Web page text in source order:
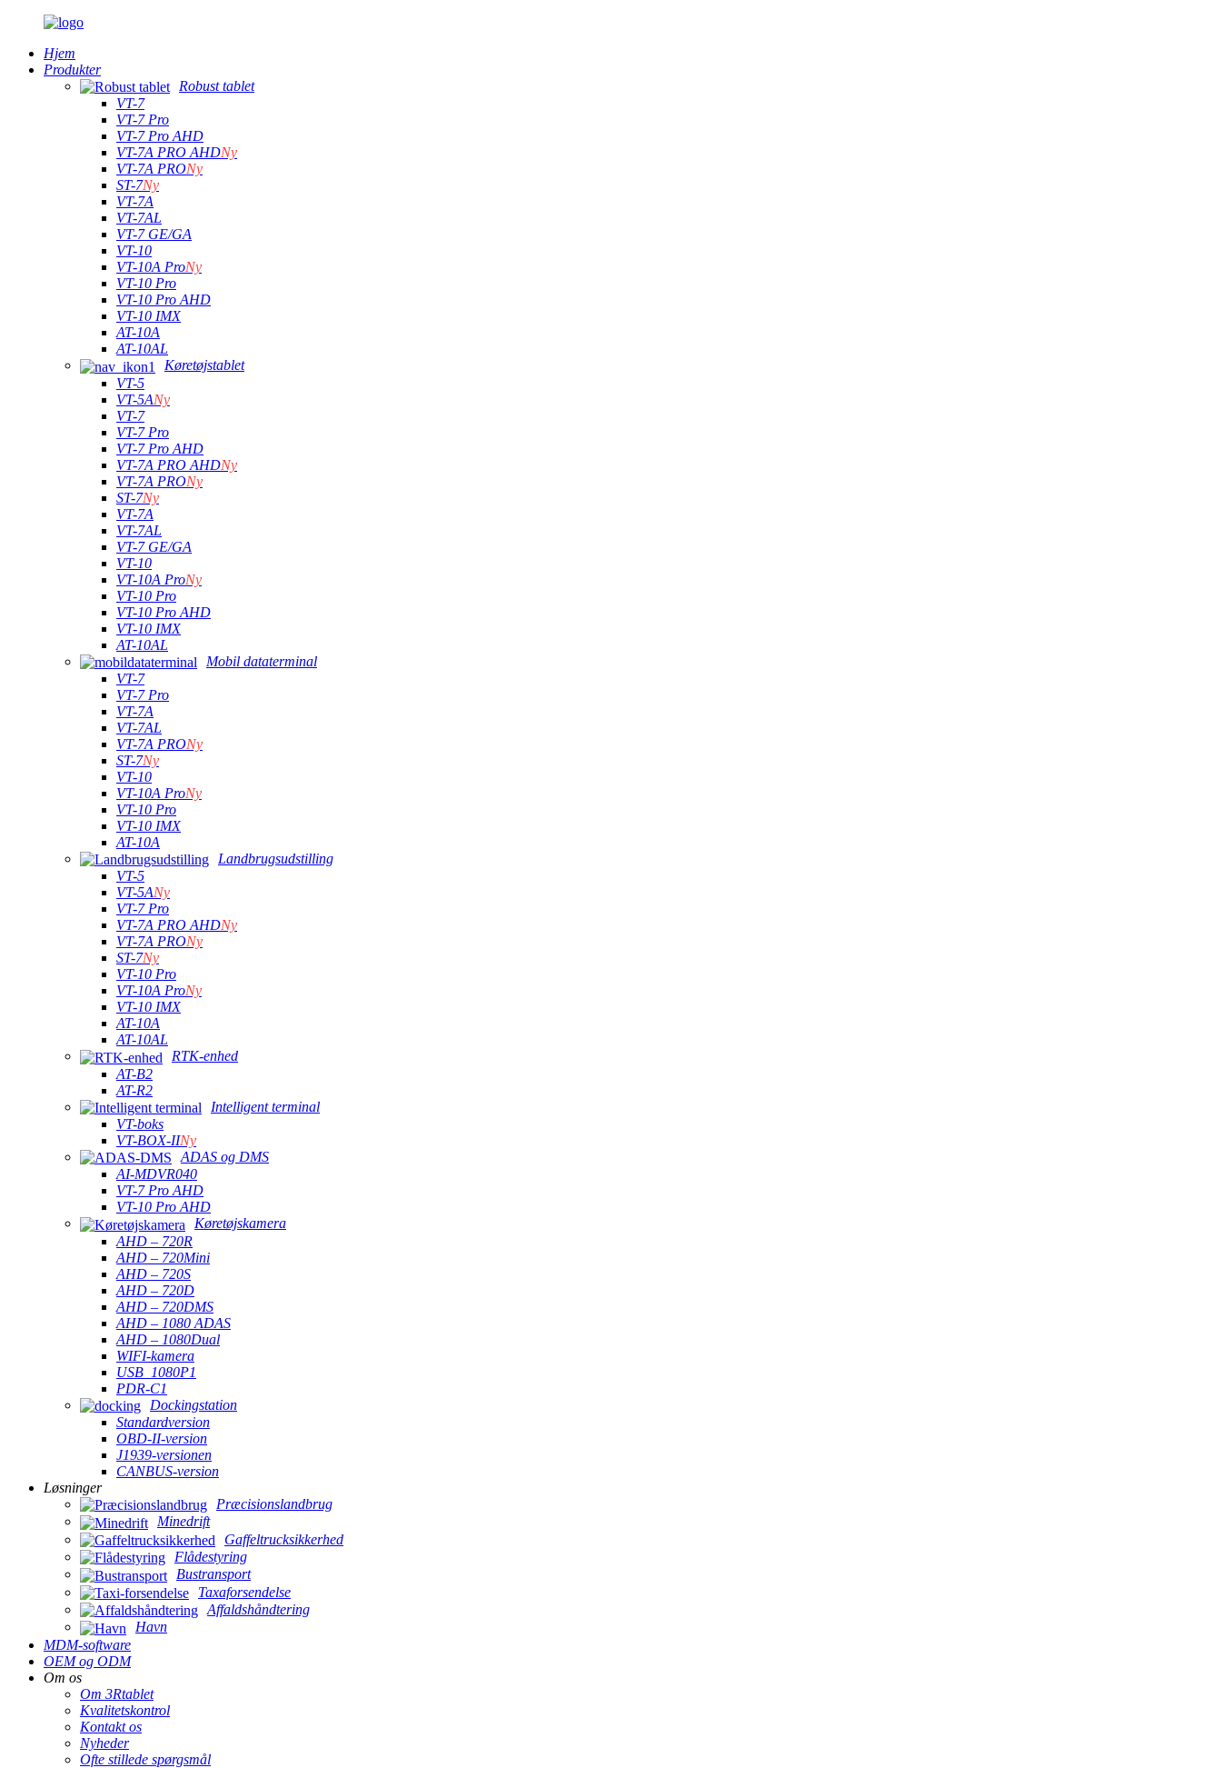
Hjem
Produkter
Robust tablet
VT-7
VT-7 Pro
VT-7 Pro AHD
VT-7A PRO AHDNy
VT-7A PRONy
ST-7Ny
VT-7A
VT-7AL
VT-7 GE/GA
VT-10
VT-10A ProNy
VT-10 Pro
VT-10 Pro AHD
VT-10 IMX
AT-10A
AT-10AL
Køretøjstablet
VT-5
VT-5ANy
VT-7
VT-7 Pro
VT-7 Pro AHD
VT-7A PRO AHDNy
VT-7A PRONy
ST-7Ny
VT-7A
VT-7AL
VT-7 GE/GA
VT-10
VT-10A ProNy
VT-10 Pro
VT-10 Pro AHD
VT-10 IMX
AT-10AL
Mobil dataterminal
VT-7
VT-7 Pro
VT-7A
VT-7AL
VT-7A PRONy
ST-7Ny
VT-10
VT-10A ProNy
VT-10 Pro
VT-10 IMX
AT-10A
Landbrugsudstilling
VT-5
VT-5ANy
VT-7 Pro
VT-7A PRO AHDNy
VT-7A PRONy
ST-7Ny
VT-10 Pro
VT-10A ProNy
VT-10 IMX
AT-10A
AT-10AL
RTK-enhed
AT-B2
AT-R2
Intelligent terminal
VT-boks
VT-BOX-IINy
ADAS og DMS
AI-MDVR040
VT-7 Pro AHD
VT-10 Pro AHD
Køretøjskamera
AHD – 720R
AHD – 720Mini
AHD – 720S
AHD – 720D
AHD – 720DMS
AHD – 1080 ADAS
AHD – 1080Dual
WIFI-kamera
USB_1080P1
PDR-C1
Dockingstation
Standardversion
OBD-II-version
J1939-versionen
CANBUS-version
Løsninger
Præcisionslandbrug
Minedrift
Gaffeltrucksikkerhed
Flådestyring
Bustransport
Taxaforsendelse
Affaldshåndtering
Havn
MDM-software
OEM og ODM
Om os
Om 3Rtablet
Kvalitetskontrol
Kontakt os
Nyheder
Ofte stillede spørgsmål